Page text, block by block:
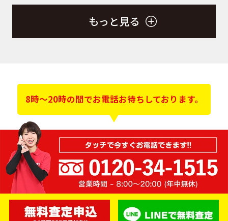
もっと見る
8時～20時の間でお電話お待ちしております。